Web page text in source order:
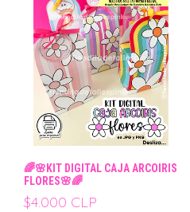
🌈🌸KIT DIGITAL CAJA ARCOIRIS
FLORES🌸🌈
$4.000 CLP